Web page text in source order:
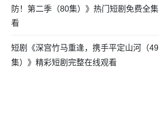
防！第二季（80集）》热门短剧免费全集
看
短剧《深宫竹马重逢，携手平定山河（49
集）》精彩短剧完整在线观看